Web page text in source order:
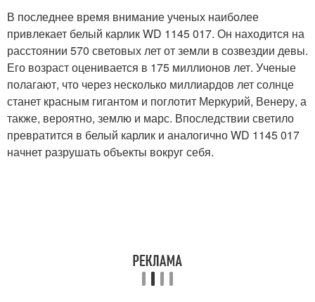
В последнее время внимание ученых наиболее
привлекает белый карлик WD 1145 017. Он находится на
расстоянии 570 световых лет от земли в созвездии девы.
Его возраст оценивается в 175 миллионов лет. Ученые
полагают, что через несколько миллиардов лет солнце
станет красным гигантом и поглотит Меркурий, Венеру, а
также, вероятно, землю и марс. Впоследствии светило
превратится в белый карлик и аналогично WD 1145 017
начнет разрушать объекты вокруг себя.